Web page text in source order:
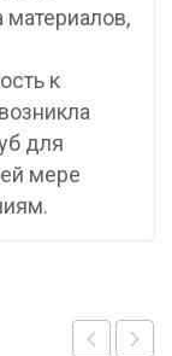
к
для
мере